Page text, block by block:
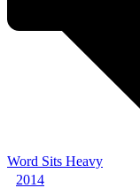
Word Sits Heavy
2014